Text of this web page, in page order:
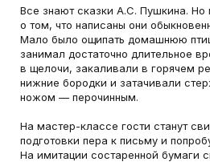
Все знают сказки А.С. Пушкина. Но
о том, что написаны они
Мало было ощипать домашнюю
занимал достаточно длительное
в щелочи, закаливали в горячем
нижние бородки и затачивали
ножом — перочинным.
На мастер-классе гости станут
подготовки пера к письму и
На имитации состаренной бумаги